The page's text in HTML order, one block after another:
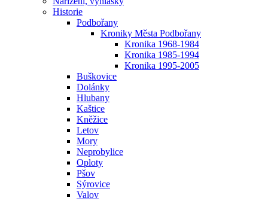
Historie
Podbořany
Kroniky Města Podbořany
Kronika 1968-1984
Kronika 1985-1994
Kronika 1995-2005
Buškovice
Dolánky
Hlubany
Kaštice
Kněžice
Letov
Mory
Neprobylice
Oploty
Pšov
Sýrovice
Valov